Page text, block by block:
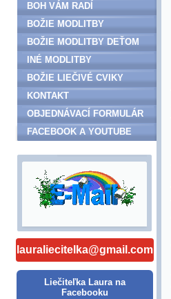
BOH VÁM RADÍ
BOŽIE MODLITBY
BOŽIE MODLITBY DEŤOM
INÉ MODLITBY
BOŽIE LIEČIVÉ CVIKY
KONTAKT
OBJEDNÁVACÍ FORMULÁR
FACEBOOK A YOUTUBE
lauraliecitelka@gmail.com
Liečiteľka Laura na
Facebooku